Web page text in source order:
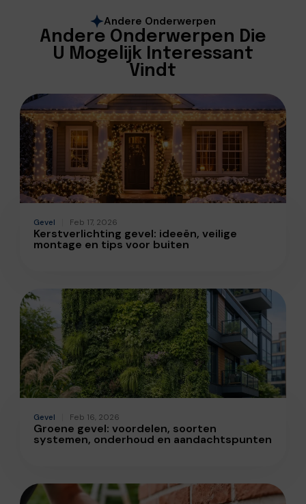
Andere Onderwerpen
Andere Onderwerpen Die
U Mogelijk Interessant
Vindt
Gevel Feb 17, 2026
Kerstverlichting gevel: ideeën, veilige
montage en tips voor buiten
Gevel Feb 16, 2026
Groene gevel: voordelen, soorten
systemen, onderhoud en aandachtspunten